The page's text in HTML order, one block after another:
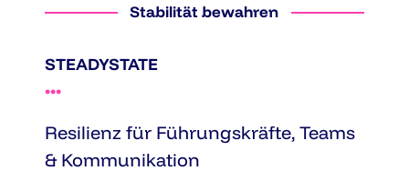
Stabilität bewahren
STEADYSTATE
•••
Resilienz für Führungskräfte, Teams
& Kommunikation